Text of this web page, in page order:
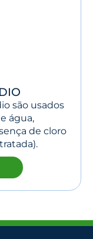
são usados
água,
de cloro